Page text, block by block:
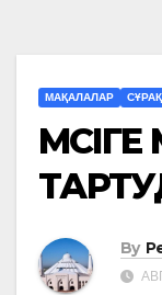
МАҚАЛАЛАР
МӘСIГЕ
By